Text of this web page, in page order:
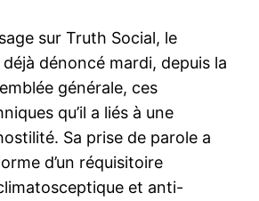
sur Truth Social, le
dénoncé mardi, depuis la
générale, ces
qu’il a liés à une
Sa prise de parole a
d’un réquisitoire
et anti-